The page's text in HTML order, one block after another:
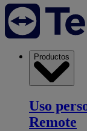
Productos
Uso
Remote